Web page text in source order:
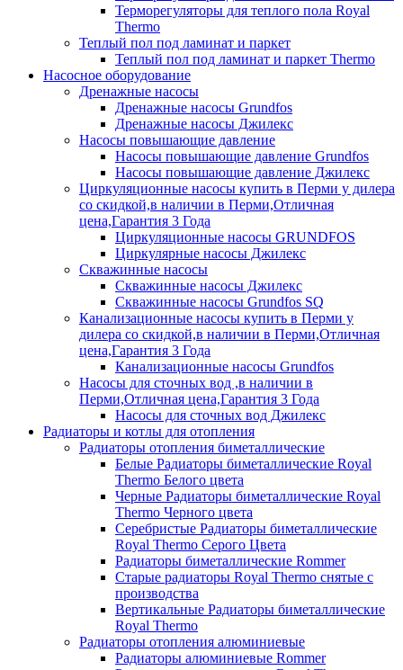
Терморегуляторы для теплого пола Royal
Thermo
Теплый пол под ламинат и паркет
Теплый пол под ламинат и паркет Thermo
Насосное оборудование
Дренажные насосы
Дренажные насосы Grundfos
Дренажные насосы Джилекс
Насосы повышающие давление
Насосы повышающие давление Grundfos
Насосы повышающие давление Джилекс
Циркуляционные насосы купить в Перми у дилера
со скидкой,в наличии в Перми,Отличная
цена,Гарантия 3 Года
Циркуляционные насосы GRUNDFOS
Циркулярные насосы Джилекс
Скважинные насосы
Скважинные насосы Джилекс
Скважинные насосы Grundfos SQ
Канализационные насосы купить в Перми у
дилера со скидкой,в наличии в Перми,Отличная
цена,Гарантия 3 Года
Канализационные насосы Grundfos
Насосы для сточных вод ,в наличии в
Перми,Отличная цена,Гарантия 3 Года
Насосы для сточных вод Джилекс
Радиаторы и котлы для отопления
Радиаторы отопления биметаллические
Белые Радиаторы биметаллические Royal
Thermo Белого цвета
Черные Радиаторы биметаллические Royal
Thermo Черного цвета
Серебристые Радиаторы биметаллические
Royal Thermo Серого Цвета
Радиаторы биметаллические Rommer
Старые радиаторы Royal Thermo снятые с
производства
Вертикальные Радиаторы биметаллические
Royal Thermo
Радиаторы отопления алюминиевые
Радиаторы алюминиевые Rommer